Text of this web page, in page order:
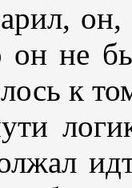
он не
к